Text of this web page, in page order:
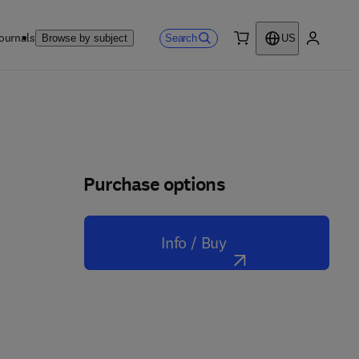
Browse by subject Search
US
Purchase options
Info / Buy